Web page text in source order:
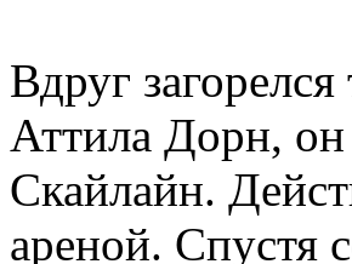
Вдруг
Аттила Дорн,
Скайлайн.
ареной. Спустя